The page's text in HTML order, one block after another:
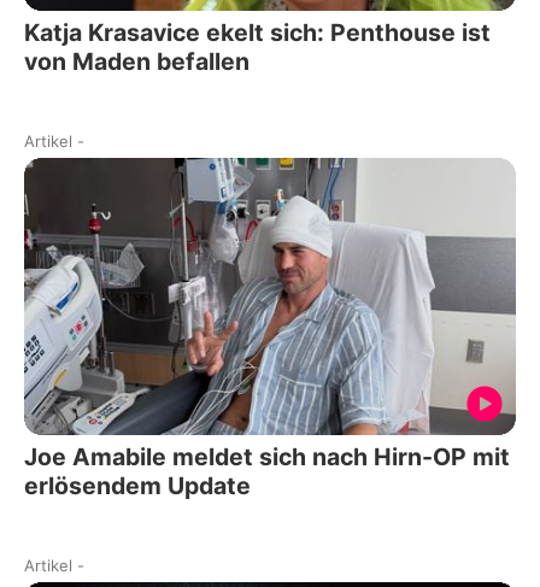
Katja Krasavice ekelt sich: Penthouse ist
von Maden befallen
Artikel -
Joe Amabile meldet sich nach Hirn-OP mit
erlösendem Update
Artikel -